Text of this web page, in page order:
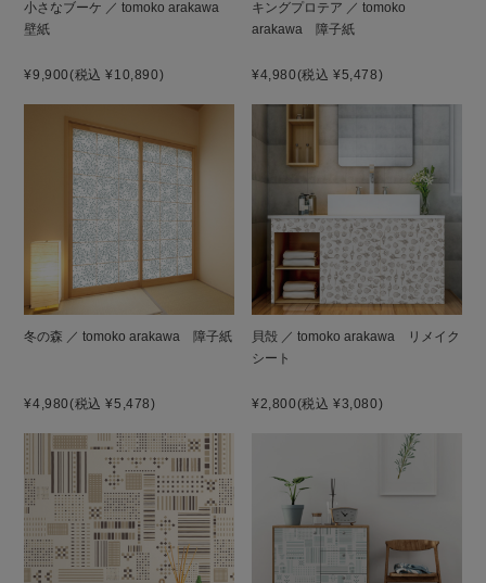
小さなブーケ ／ tomoko arakawa
壁紙
¥9,900(税込 ¥10,890)
キングプロテア ／ tomoko
arakawa 障子紙
¥4,980(税込 ¥5,478)
冬の森 ／ tomoko arakawa 障子紙
¥4,980(税込 ¥5,478)
貝殻 ／ tomoko arakawa リメイク
シート
¥2,800(税込 ¥3,080)